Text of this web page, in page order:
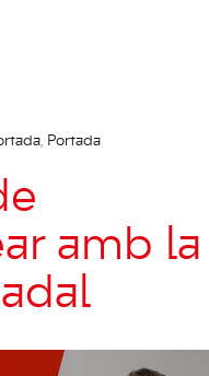
, Portada
amb la